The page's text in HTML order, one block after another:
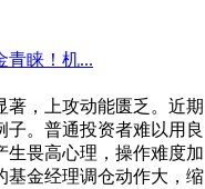
青睐！机...
著，上攻动能匮乏。近期
。普通投资者难以用良
生畏高心理，操作难度加
基金经理调仓动作大，缩